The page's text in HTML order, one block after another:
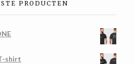
PRODUCTEN
shirt